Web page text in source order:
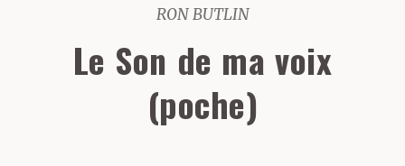
RON BUTLIN
Le Son de ma voix
(poche)